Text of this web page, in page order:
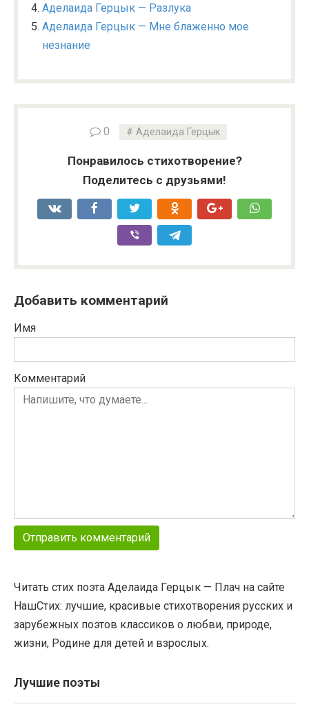
Аделаида Герцык — Разлука
Аделаида Герцык — Мне блаженно мое
незнание
0 Аделаида Герцык
Понравилось стихотворение?
Поделитесь с друзьями!
Добавить комментарий
Имя
Комментарий
Читать стих поэта Аделаида Герцык — Плач на сайте
НашСтих: лучшие, красивые стихотворения русских и
зарубежных поэтов классиков о любви, природе,
жизни, Родине для детей и взрослых.
Лучшие поэты